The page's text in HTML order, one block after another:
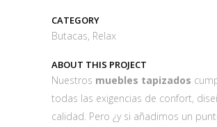
CATEGORY
Butacas, Relax
ABOUT THIS PROJECT
Nuestros muebles tapizados
todas las exigencias de confort,
calidad. Pero ¿y si añadimos un